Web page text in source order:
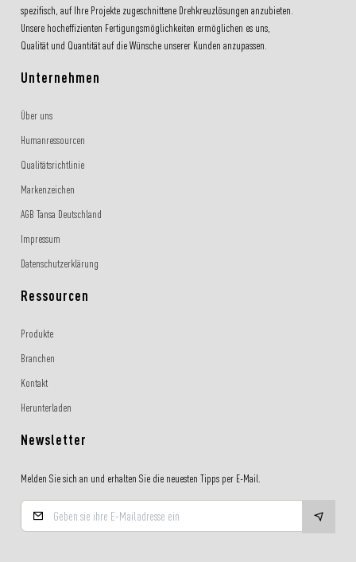
spezifisch, auf Ihre Projekte zugeschnittene Drehkreuzlösungen anzubieten.
Unsere hocheffizienten Fertigungsmöglichkeiten ermöglichen es uns,
Qualität und Quantität auf die Wünsche unserer Kunden anzupassen.
Unternehmen
Über uns
Humanressourcen
Qualitätsrichtlinie
Markenzeichen
AGB Tansa Deutschland
Impressum
Datenschutzerklärung
Ressourcen
Produkte
Branchen
Kontakt
Herunterladen
Newsletter
Melden Sie sich an und erhalten Sie die neuesten Tipps per E-Mail.